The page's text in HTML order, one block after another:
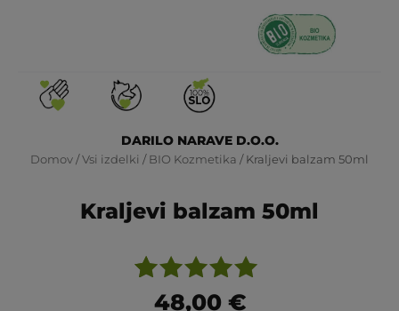
DARILO NARAVE D.O.O.
Domov/Vsi izdelki /BIO Kozmetika / Kraljevi balzam 50ml
Kraljevi balzam 50ml
Ocenjeno
48,00 €